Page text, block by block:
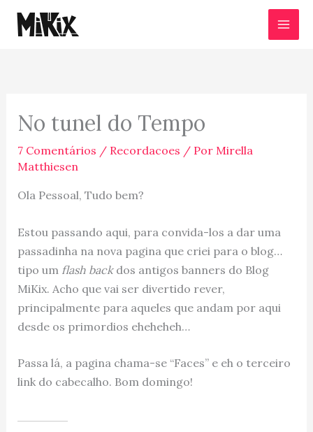
para
No tunel do Tempo
7 Comentários / Recordacoes / Por Mirella
Matthiesen
Ola Pessoal, Tudo bem?
Estou passando aqui, para convida-los a dar uma
passadinha na nova pagina que criei para o blog…
tipo um flash backdos antigos banners do Blog
MiKix. Acho que vai ser divertido rever,
principalmente para aqueles que andam por aqui
desde os primordios eheheheh…
Passa lá, a pagina chama-se “Faces” e eh o terceiro
link do cabecalho. Bom domingo!